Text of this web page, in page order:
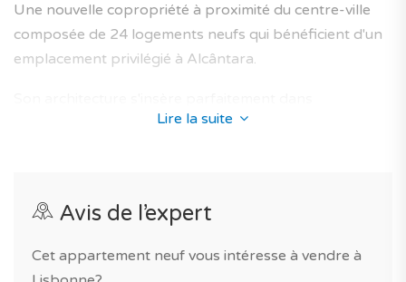
*Les caractéristiques du bien sont données sous
réserve de confirmation. Les images/photos sont
communiquées à titre illustratif.
constructeur inclus dans le prix affiché.
Une nouvelle copropriété à proximité du centre-ville
composée de 24 logements neufs qui bénéficient d'un
emplacement privilégié à Alcântara.
l'environnement existant et propose des
La résidence close et arborée vous assure des
Vous aurez accès à toute une gamme de commodités et
Lire la suite
Avis de l’expert
Cet appartement neuf vous intéresse à vendre à